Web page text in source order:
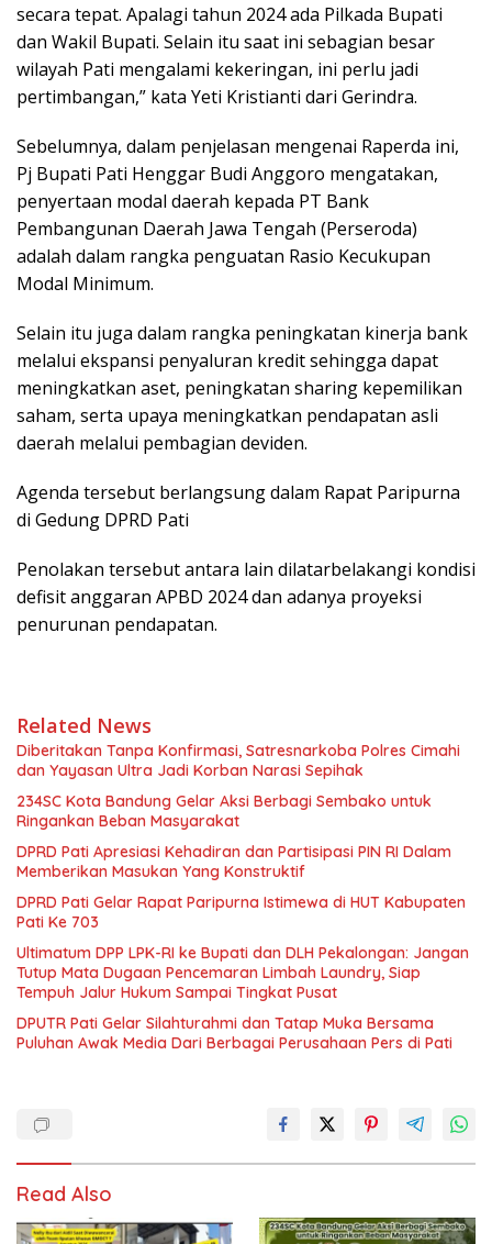
secara tepat. Apalagi tahun 2024 ada Pilkada Bupati
dan Wakil Bupati. Selain itu saat ini sebagian besar
wilayah Pati mengalami kekeringan, ini perlu jadi
pertimbangan,” kata Yeti Kristianti dari Gerindra.
Sebelumnya, dalam penjelasan mengenai Raperda ini,
Pj Bupati Pati Henggar Budi Anggoro mengatakan,
penyertaan modal daerah kepada PT Bank
Pembangunan Daerah Jawa Tengah (Perseroda)
adalah dalam rangka penguatan Rasio Kecukupan
Modal Minimum.
Selain itu juga dalam rangka peningkatan kinerja bank
melalui ekspansi penyaluran kredit sehingga dapat
meningkatkan aset, peningkatan sharing kepemilikan
saham, serta upaya meningkatkan pendapatan asli
daerah melalui pembagian deviden.
Agenda tersebut berlangsung dalam Rapat Paripurna
di Gedung DPRD Pati
Penolakan tersebut antara lain dilatarbelakangi kondisi
defisit anggaran APBD 2024 dan adanya proyeksi
penurunan pendapatan.
Related News
Diberitakan Tanpa Konfirmasi, Satresnarkoba Polres Cimahi
dan Yayasan Ultra Jadi Korban Narasi Sepihak
234SC Kota Bandung Gelar Aksi Berbagi Sembako untuk
Ringankan Beban Masyarakat
DPRD Pati Apresiasi Kehadiran dan Partisipasi PIN RI Dalam
Memberikan Masukan Yang Konstruktif
DPRD Pati Gelar Rapat Paripurna Istimewa di HUT Kabupaten
Pati Ke 703
Ultimatum DPP LPK-RI ke Bupati dan DLH Pekalongan: Jangan
Tutup Mata Dugaan Pencemaran Limbah Laundry, Siap
Tempuh Jalur Hukum Sampai Tingkat Pusat
DPUTR Pati Gelar Silahturahmi dan Tatap Muka Bersama
Puluhan Awak Media Dari Berbagai Perusahaan Pers di Pati
Read Also